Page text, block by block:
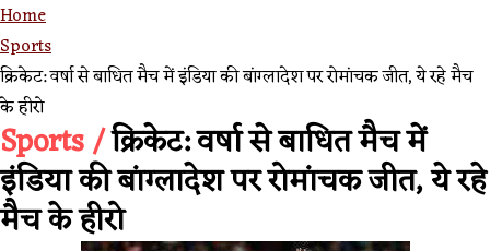
Home
Sports
क्रिकेट: वर्षा से बाधित मैच में इंडिया की बांग्लादेश पर रोमांचक जीत, ये रहे मैच
के हीरो
Sports /क्रिकेट: वर्षा से बाधित मैच में
इंडिया की बांग्लादेश पर रोमांचक जीत, ये रहे
मैच के हीरो